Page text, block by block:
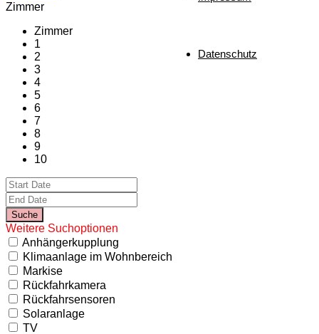
Datenschutz
Zimmer
Zimmer
1
2
3
4
5
6
7
8
9
10
Weitere Suchoptionen
Anhängerkupplung
Klimaanlage im Wohnbereich
Markise
Rückfahrkamera
Rückfahrsensoren
Solaranlage
TV